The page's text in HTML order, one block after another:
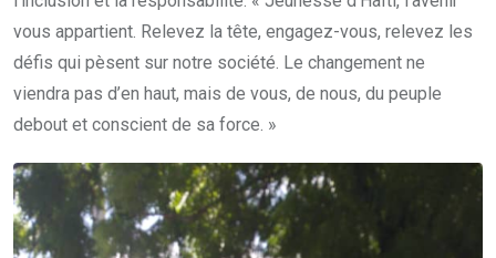
vous appartient. Relevez la tête, engagez-vous, relevez les
défis qui pèsent sur notre société. Le changement ne
viendra pas d’en haut, mais de vous, de nous, du peuple
debout et conscient de sa force. »